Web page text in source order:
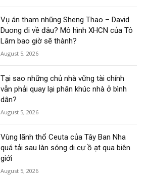
Vụ án tham nhũng Sheng Thao – David
Duong đi về đâu? Mô hình XHCN của Tô
Lâm bao giờ sẽ thành?
August 5, 2026
Tại sao những chủ nhà vững tài chính
vẫn phải quay lại phân khúc nhà ở bình
dân?
August 5, 2026
Vùng lãnh thổ Ceuta của Tây Ban Nha
quá tải sau làn sóng di cư ồ ạt qua biên
giới
August 5, 2026